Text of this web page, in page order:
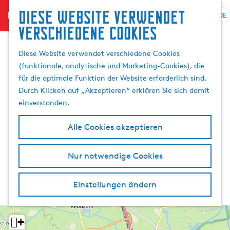
Diese website verwendet
verschiedene cookies
Diese Website verwendet verschiedene Cookies
(funktionale, analytische und Marketing-Cookies), die
für die optimale Funktion der Website erforderlich sind.
Durch Klicken auf „Akzeptieren“ erklären Sie sich damit
einverstanden.
Alle Cookies akzeptieren
Nur notwendige Cookies
Einstellungen ändern
menu
G
e
e
n
S
i
e
r
o
e
p
a
n
S
n
A
DE
+